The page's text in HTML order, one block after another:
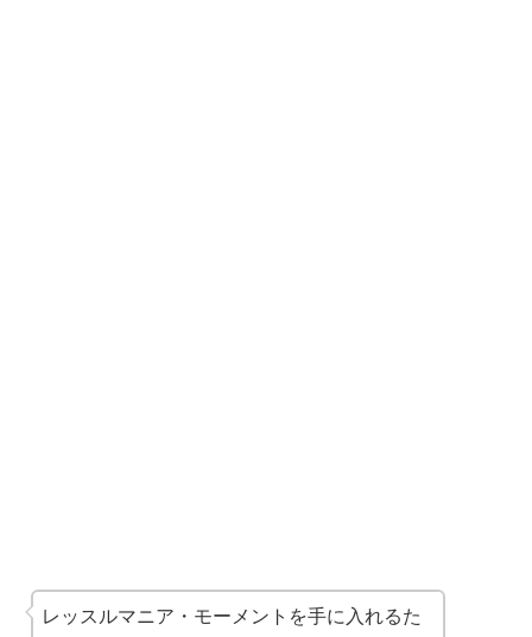
レッスルマニア・モーメントを手に入れるた